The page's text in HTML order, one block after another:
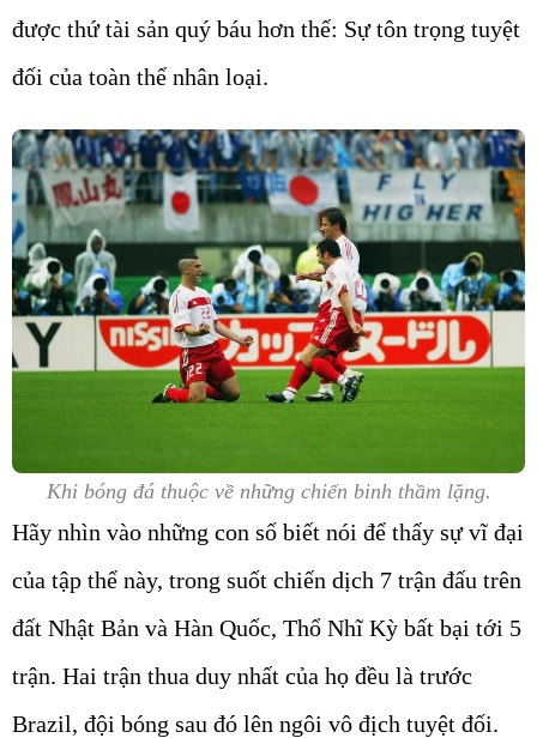
được thứ tài sản quý báu hơn thế: Sự tôn trọng tuyệt
đối của toàn thể nhân loại.
Khi bóng đá thuộc về những chiến binh thầm lặng.
Hãy nhìn vào những con số biết nói để thấy sự vĩ đại
của tập thể này, trong suốt chiến dịch 7 trận đấu trên
đất Nhật Bản và Hàn Quốc, Thổ Nhĩ Kỳ bất bại tới 5
trận. Hai trận thua duy nhất của họ đều là trước
Brazil, đội bóng sau đó lên ngôi vô địch tuyệt đối.